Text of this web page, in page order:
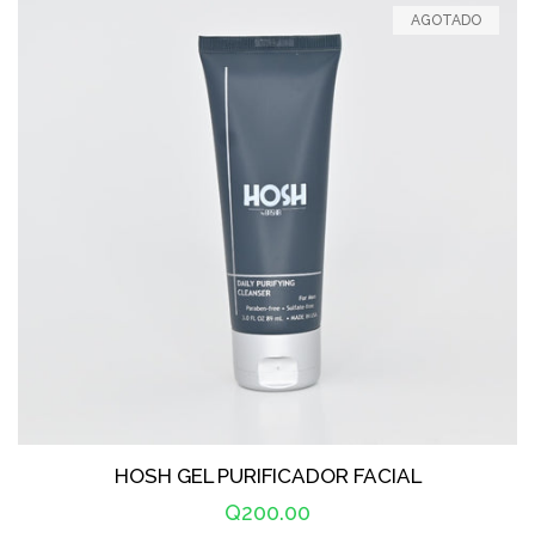
HOSH GEL PURIFICADOR FACIAL
Precio
Q200.00
AGOTADO